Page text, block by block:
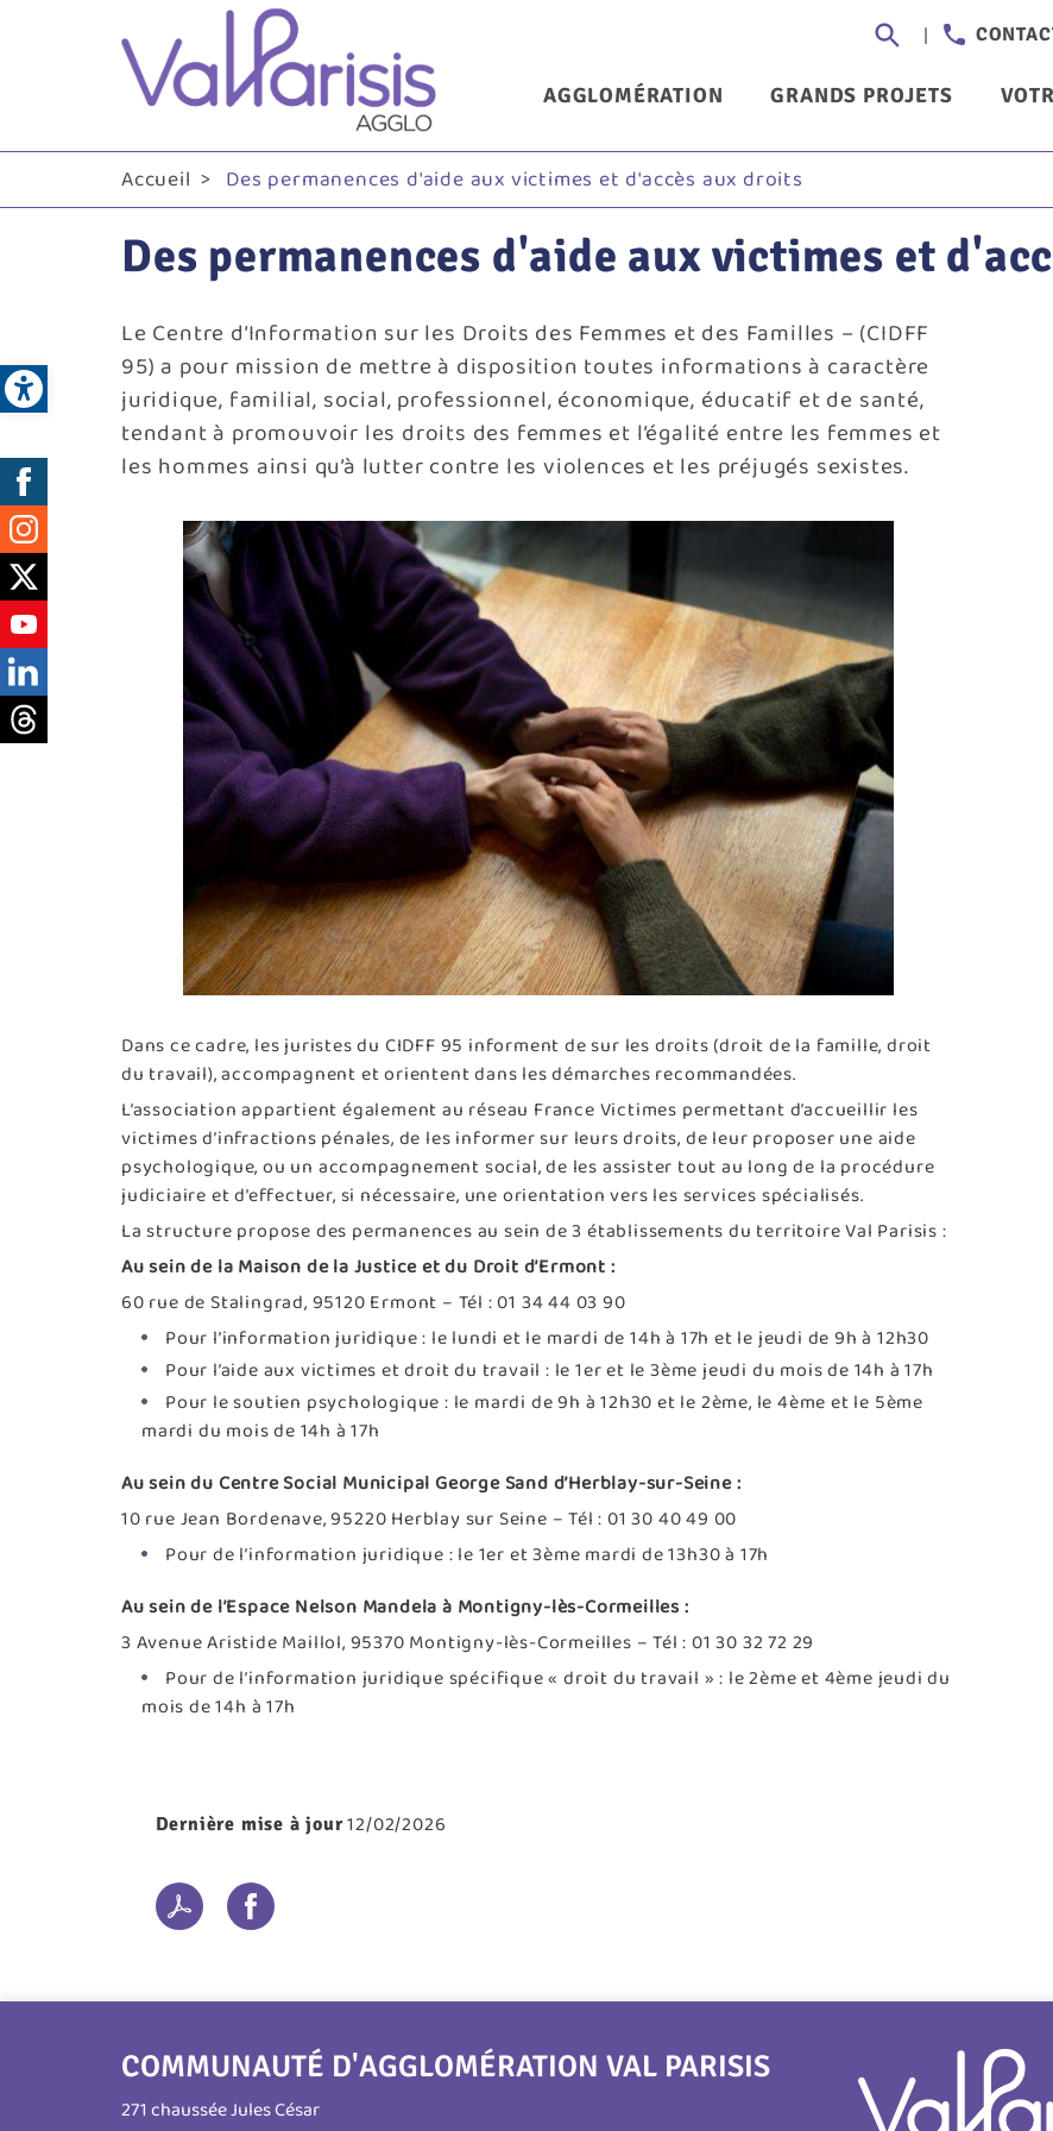
Open toolbar
principal
Header
-
MenuAGGLOMÉRATION GRANDS PROJETS
Accueil Des permanences d'aide aux victimes et d'accès aux droits
Réseaux
sociaux
Des permanences d'aide aux victimes et
Le Centre d’Information sur les Droits des Femmes et des Familles – (CIDFF
95) a pour mission de mettre à disposition toutes informations à caractère
juridique, familial, social, professionnel, économique, éducatif et de santé,
tendant à promouvoir les droits des femmes et l’égalité entre les femmes et
les hommes ainsi qu’à lutter contre les violences et les préjugés sexistes.
Dans ce cadre, les juristes du CIDFF 95 informent de sur les droits (droit de la famille, droit
du travail), accompagnent et orientent dans les démarches recommandées.
L’association appartient également au réseau France Victimes permettant d’accueillir les
victimes d’infractions pénales, de les informer sur leurs droits, de leur proposer une aide
psychologique, ou un accompagnement social, de les assister tout au long de la procédure
judiciaire et d’effectuer, si nécessaire, une orientation vers les services spécialisés.
La structure propose des permanences au sein de 3 établissements du territoire Val Parisis :
Au sein de la Maison de la Justice et du Droit d’Ermont :
60 rue de Stalingrad, 95120 Ermont – Tél : 01 34 44 03 90
Pour l’information juridique : le lundi et le mardi de 14h à 17h et le jeudi de 9h à 12h30
Pour l’aide aux victimes et droit du travail : le 1er et le 3ème jeudi du mois de 14h à 17h
Pour le soutien psychologique : le mardi de 9h à 12h30 et le 2ème, le 4ème et le 5ème
mardi du mois de 14h à 17h
Au sein du Centre Social Municipal George Sand d’Herblay-sur-Seine :
10 rue Jean Bordenave, 95220 Herblay sur Seine – Tél : 01 30 40 49 00
Pour de l’information juridique : le 1er et 3ème mardi de 13h30 à 17h
Au sein de l’Espace Nelson Mandela à Montigny-lès-Cormeilles :
3 Avenue Aristide Maillol, 95370 Montigny-lès-Cormeilles – Tél : 01 30 32 72 29
Pour de l’information juridique spécifique « droit du travail » : le 2ème et 4ème jeudi du
mois de 14h à 17h
Dernière mise à jour12/02/2026
COMMUNAUTÉ D'AGGLOMÉRATION VAL PARISIS
271 chaussée Jules César